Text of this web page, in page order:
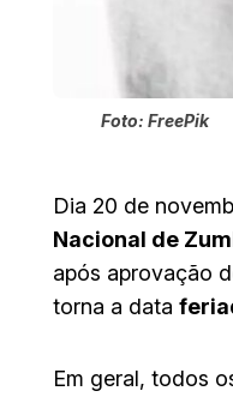
Foto: FreePik
Dia 20 de
Nacional de
após aprovação
torna a data
Em geral, todos